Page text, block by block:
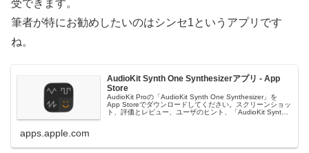
受できます。
筆者が特にお勧めしたいのはシンセ1というアプリです
ね。
AudioKit Synth One Synthesizerアプリ - App
Store
AudioKit Proの「AudioKit Synth One Synthesizer」を
App Storeでダウンロードしてください。スクリーンショッ
ト、評価とレビュー、ユーザのヒント、「AudioKit Synth
apps.apple.com